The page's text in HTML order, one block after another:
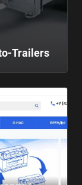
Trailers